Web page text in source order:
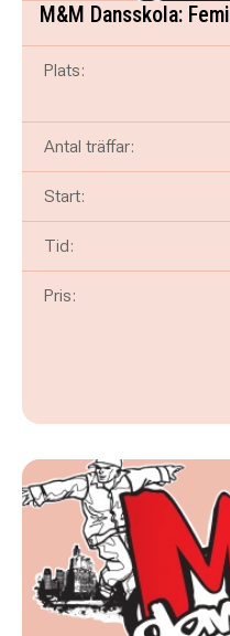
M&M Dansskola:
Plats:
Antal träffar:
Start:
Tid:
Pris: